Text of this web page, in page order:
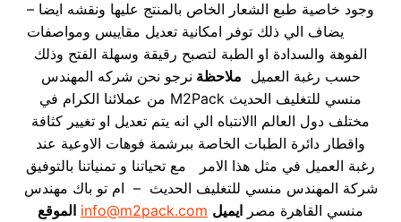
وجود خاصية طبع الشعار الخاص بالمنتج عليها ونقشه ايضا –
يضاف الي ذلك توفر امكانية تعديل مقاييس ومواصفات
الفوهة والسدادة او الطبة لتصبح رقيقة وسهلة الفتح وذلك
حسب رغبة العميل ملاحظة نرجو نحن شركه المهندس
منسي للتغليف الحديث M2Pack من عملائنا الكرام في
مختلف دول العالم االانتباه الي انه يتم تعديل او تغيير كثافة
واقطار دائرة الطبات الخاصة ببرشمة فوهات الاوعية عند
رغبة العميل في مثل هذا الامر مع تحياتنا و تمنياتنا بالتوفيق
شركة المهندس منسي للتغليف الحديث – ام تو باك مهندس
منسي القاهرة مصر ايميل info@m2pack.com الموقع